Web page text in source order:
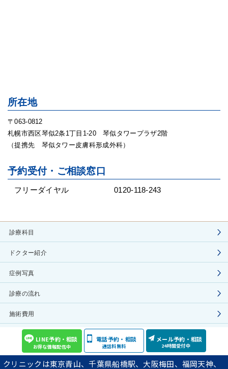
所在地
〒063-0812
札幌市西区琴似2条1丁目1-20 琴似タワープラザ2階
（提携先 琴似タワー皮膚科形成外科）
予約受付・ご相談窓口
フリーダイヤル 0120-118-243
診療科目
ドクター紹介
症例写真
診療の流れ
施術費用
院長ブログ
YouTube動画の紹介
LINE予約・相談
お得な情報配信中
電話予約・相談
通話料無料
メール予約・相談
24時間受付中
クリニックは東京青山、千葉県船橋駅、大阪梅田、福岡天神、